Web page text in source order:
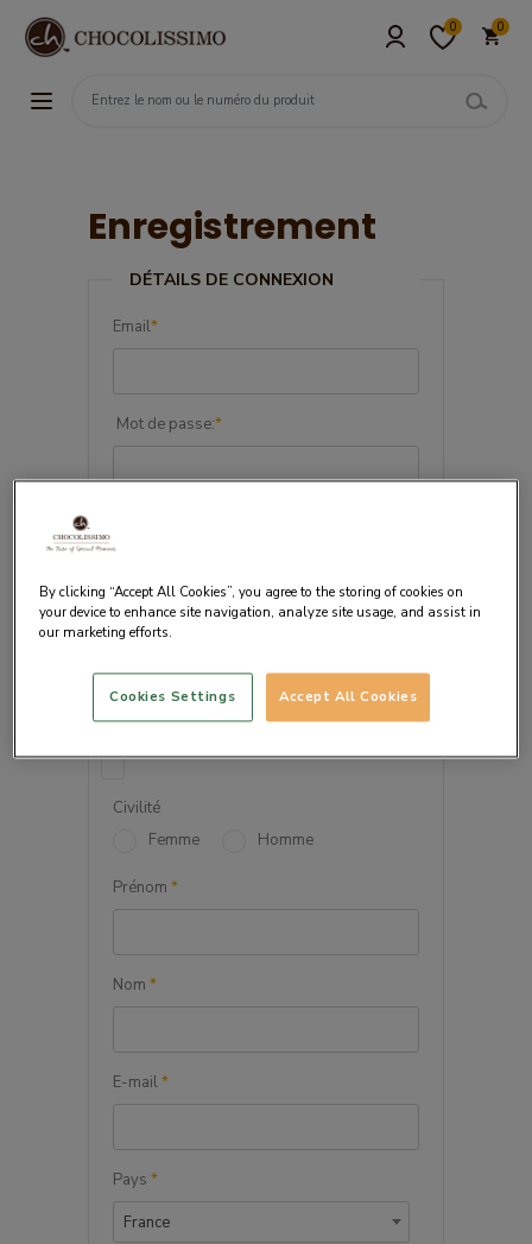
0 0
Enregistrement
DÉTAILS DE CONNEXION
Email*
Mot de passe:*
PERSONNELLES
Civilité
Femme
Homme
Prénom *
Nom *
E-mail*
Pays *
France
By clicking “Accept All Cookies”, you agree to the storing of cookies on
your device to enhance site navigation, analyze site usage, and assist in
our marketing efforts.
Accept All Cookies
Cookies Settings